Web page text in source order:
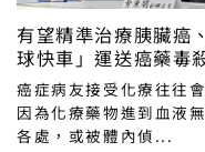
有望精準治療胰臟癌
球快車」運送癌藥毒
癌症病友接受化療往往
因為化療藥物進到血液
各處，或被體內偵...